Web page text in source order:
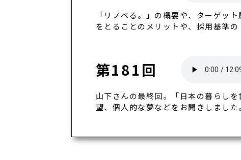
「リノべる。」の概要や、ターゲッ
をとることのメリットや、採用基準
第181回
山下さんの最終回。「日本の暮らし
望、個人的な夢などをお聞きしました